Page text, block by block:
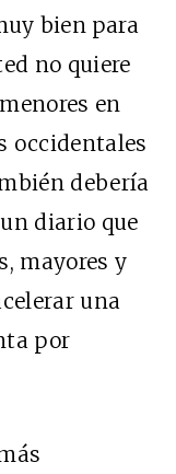
bien para
no quiere
en
occidentales
debería
diario que
mayores y
una
por